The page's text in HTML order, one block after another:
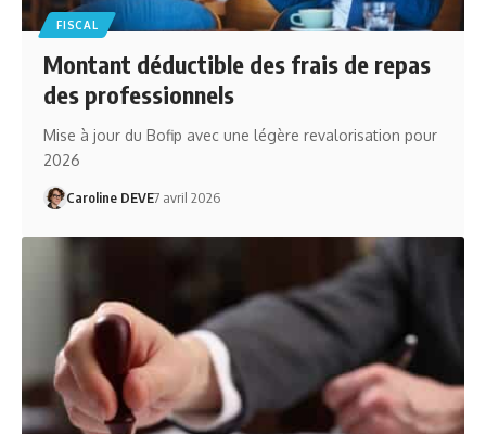
FISCAL
Montant déductible des frais de repas
des professionnels
Mise à jour du Bofip avec une légère revalorisation pour
2026
Caroline DEVE7 avril 2026